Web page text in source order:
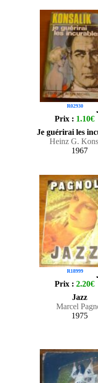
R02930
Prix : 1.10€
Je guérirai les
Heinz G.
1967
R18999
Prix :2.20€
Jazz
Marcel
1975